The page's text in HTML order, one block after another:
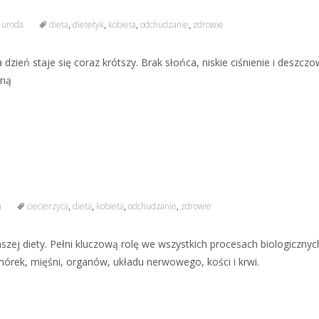
dieta, dietetyk, kobieta, odchudzanie, zdrowie
staje się coraz krótszy. Brak słońca, niskie ciśnienie i
ciecierzyca, dieta, kobieta, odchudzanie, zdrowie
diety. Pełni kluczową rolę we wszystkich procesach
mięśni, organów, układu nerwowego, kości i krwi.